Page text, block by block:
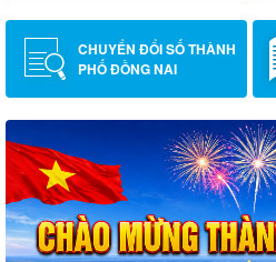
CHUYỂN ĐỔI SỐ THÀNH
PHỐ ĐỒNG NAI